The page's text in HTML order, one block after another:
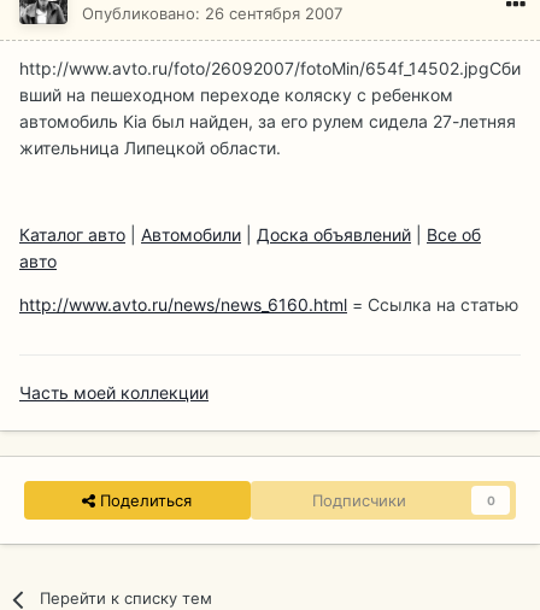
Опубликовано: 26 сентября 2007
http://www.avto.ru/foto/26092007/fotoMin/654f_14502.jpgСби
вший на пешеходном переходе коляску с ребенком
автомобиль Kia был найден, за его рулем сидела 27-летняя
жительница Липецкой области.
Каталог авто Автомобили Доска объявлений
Все об
авто
http://www.avto.ru/news/news_6160.html = Ссылка на статью
Часть моей коллекции
Поделиться Подписчики 0
Перейти к списку тем